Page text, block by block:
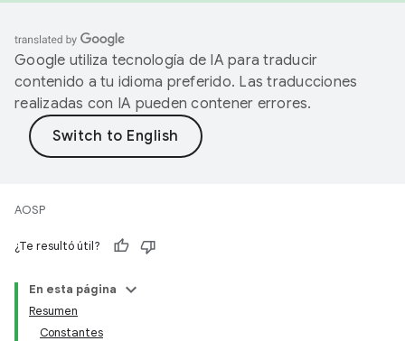
Google utiliza tecnología de IA para traducir
contenido a tu idioma preferido. Las traducciones
realizadas con IA pueden contener errores.
AOSP
¿Te resultó útil?
En esta página
Resumen
Constantes